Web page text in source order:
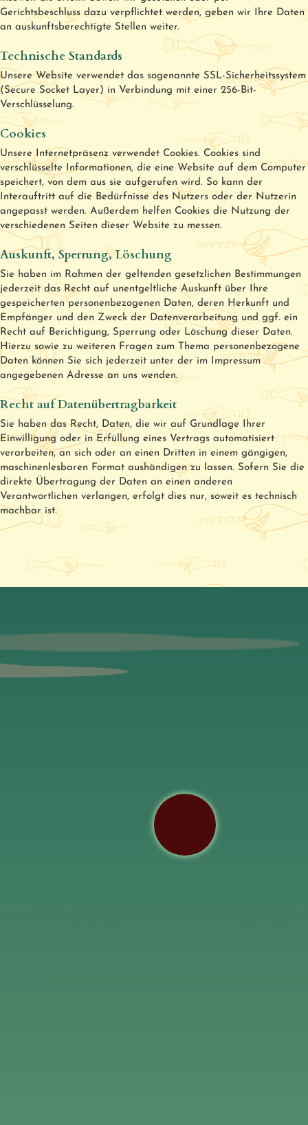
Gerichtsbeschluss dazu verpflichtet werden, geben wir Ihre Daten
an auskunftsberechtigte Stellen weiter.
Technische Standards
Unsere Website verwendet das sogenannte SSL-Sicherheitssystem
(Secure Socket Layer) in Verbindung mit einer 256-Bit-
Verschlüsselung.
Cookies
Unsere Internetpräsenz verwendet Cookies. Cookies sind
verschlüsselte Informationen, die eine Website auf dem Computer
speichert, von dem aus sie aufgerufen wird. So kann der
Interauftritt auf die Bedürfnisse des Nutzers oder der Nutzerin
angepasst werden. Außerdem helfen Cookies die Nutzung der
verschiedenen Seiten dieser Website zu messen.
Auskunft, Sperrung, Löschung
Sie haben im Rahmen der geltenden gesetzlichen Bestimmungen
jederzeit das Recht auf unentgeltliche Auskunft über Ihre
gespeicherten personenbezogenen Daten, deren Herkunft und
Empfänger und den Zweck der Datenverarbeitung und ggf. ein
Recht auf Berichtigung, Sperrung oder Löschung dieser Daten.
Hierzu sowie zu weiteren Fragen zum Thema personenbezogene
Daten können Sie sich jederzeit unter der im Impressum
angegebenen Adresse an uns wenden.
Recht auf Datenübertragbarkeit
Sie haben das Recht, Daten, die wir auf Grundlage Ihrer
Einwilligung oder in Erfüllung eines Vertrags automatisiert
verarbeiten, an sich oder an einen Dritten in einem gängigen,
maschinenlesbaren Format aushändigen zu lassen. Sofern Sie die
direkte Übertragung der Daten an einen anderen
Verantwortlichen verlangen, erfolgt dies nur, soweit es technisch
machbar ist.